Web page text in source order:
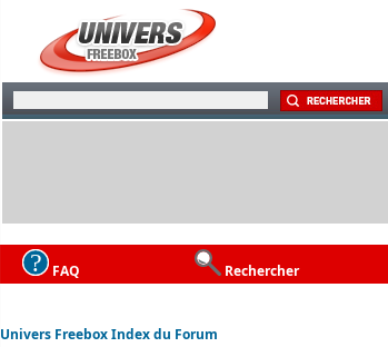
FAQ Rechercher
Univers Freebox Index du Forum